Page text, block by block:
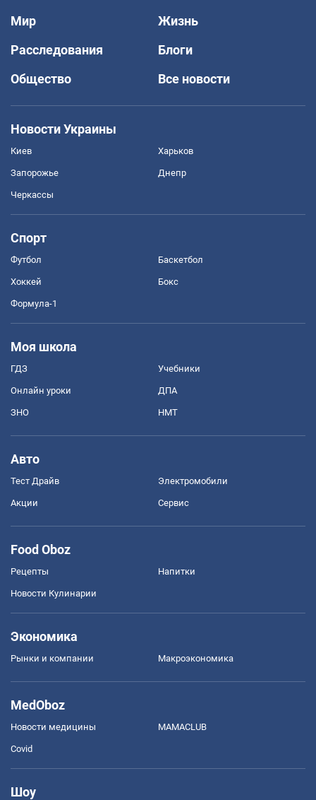
Мир
Жизнь
Расследования
Блоги
Общество
Все новости
Новости Украины
Киев Харьков
Запорожье Днепр
Черкассы
Спорт
Футбол Баскетбол
Хоккей Бокс
Формула-1
Моя школа
ГДЗ Учебники
Онлайн уроки ДПА
ЗНО НМТ
Авто
Тест Драйв Электромобили
Акции Сервис
Food Oboz
Рецепты Напитки
Новости Кулинарии
Экономика
Рынки и компании Mакроэкономика
MedOboz
Новости медицины MAMACLUB
Covid
Шоу